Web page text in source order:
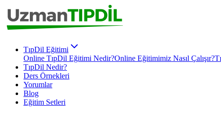
TıpDil Eğitimi
Online TıpDil Eğitimi Nedir?Online Eğitimimiz Nasıl Çalışır?
TıpDil Nedir?
Ders Örnekleri
Yorumlar
Blog
Eğitim Setleri